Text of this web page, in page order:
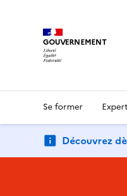
GOUVERNEMENT
Se former
Découvrez
(Ouvre une
(Ouvre une